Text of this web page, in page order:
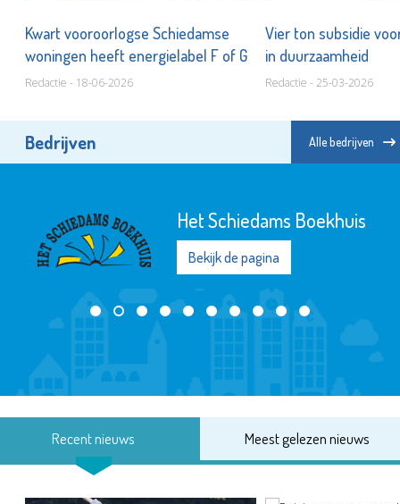
Kwart vooroorlogse Schiedamse
woningen heeft energielabel F of G
Redactie - 18-06-2026
Vier ton subsidie
in duurzaamheid
Redactie - 25-03-2026
Bedrijven Alle bedrijven
Het Schiedams Boekhuis
Bekijk de pagina
Recent nieuws Meest gelezen nieuws